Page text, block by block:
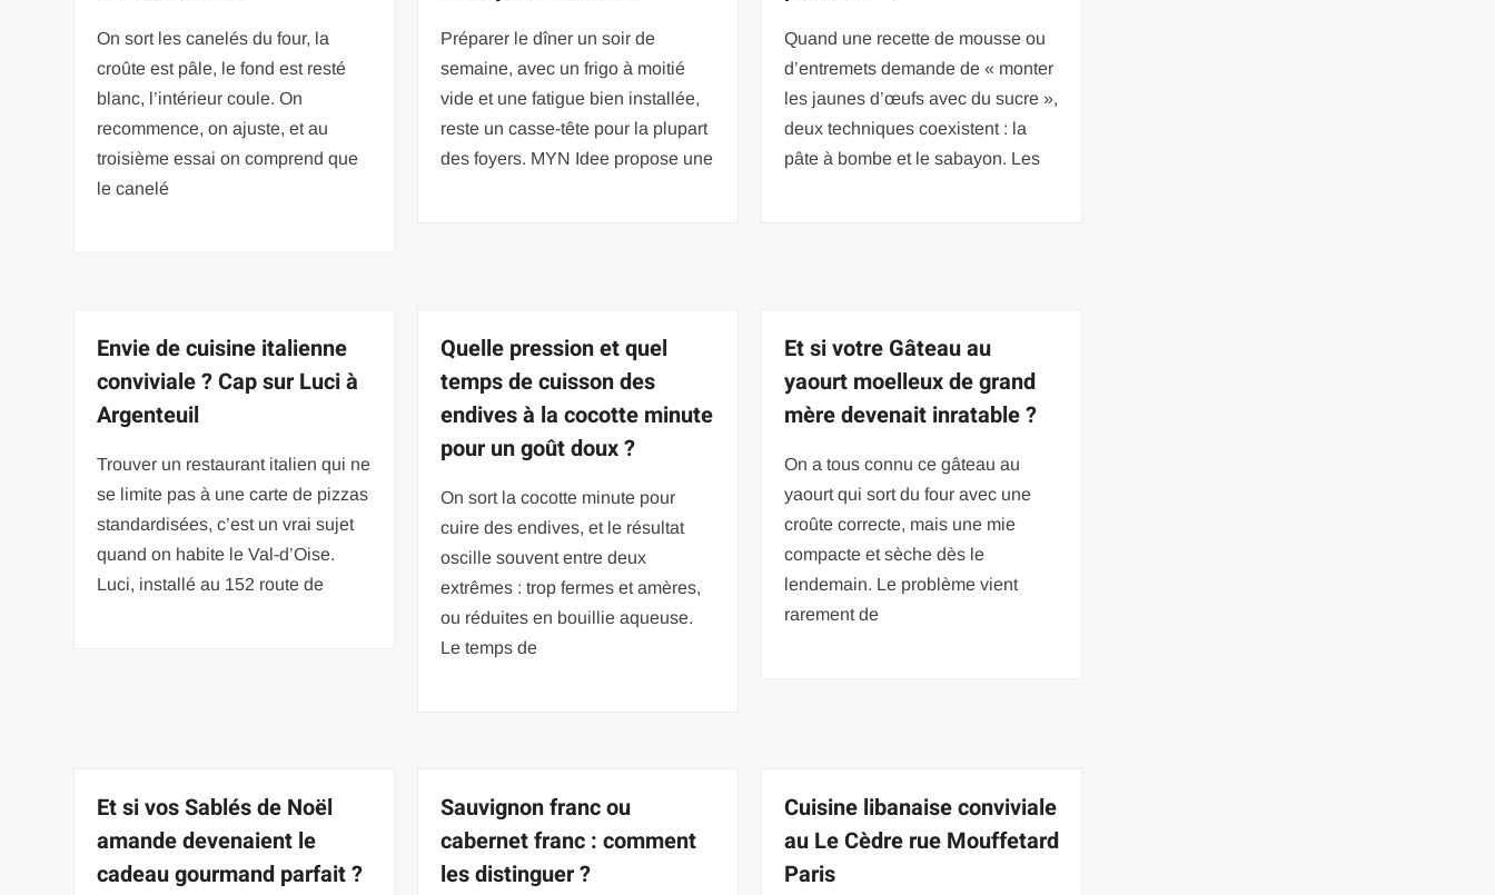
On sort les canelés du four, la
croûte est pâle, le fond est resté
blanc, l’intérieur coule. On
recommence, on ajuste, et au
troisième essai on comprend que
le canelé
Préparer le dîner un soir de
semaine, avec un frigo à moitié
vide et une fatigue bien installée,
reste un casse-tête pour la plupart
des foyers. MYN Idee propose une
Quand une recette de mousse ou
d’entremets demande de « monter
les jaunes d’œufs avec du sucre »,
deux techniques coexistent : la
pâte à bombe et le sabayon. Les
Envie de cuisine italienne
conviviale ? Cap sur Luci à
Argenteuil
Trouver un restaurant italien qui ne
se limite pas à une carte de pizzas
standardisées, c’est un vrai sujet
quand on habite le Val-d’Oise.
Luci, installé au 152 route de
Quelle pression et quel
temps de cuisson des
endives à la cocotte minute
pour un goût doux ?
On sort la cocotte minute pour
cuire des endives, et le résultat
oscille souvent entre deux
extrêmes : trop fermes et amères,
ou réduites en bouillie aqueuse.
Le temps de
Et si votre Gâteau au
yaourt moelleux de grand
mère devenait inratable ?
On a tous connu ce gâteau au
yaourt qui sort du four avec une
croûte correcte, mais une mie
compacte et sèche dès le
lendemain. Le problème vient
rarement de
Et si vos Sablés de Noël
amande devenaient le
cadeau gourmand parfait ?
Sauvignon franc ou
cabernet franc : comment
les distinguer ?
Cuisine libanaise conviviale
au Le Cèdre rue Mouffetard
Paris